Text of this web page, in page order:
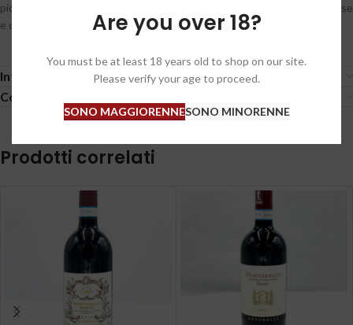
Are you over 18?
You must be at least 18 years old to shop on our site.
Please verify your age to proceed.
SONO MAGGIORENNESONO MINORENNE
piccoli frutti rossi e neri del sottobosco sposato a note speziate intense
e complesse.
Informazioni aggiuntive
Condizioni generali / General conditions
Prodotti correlati